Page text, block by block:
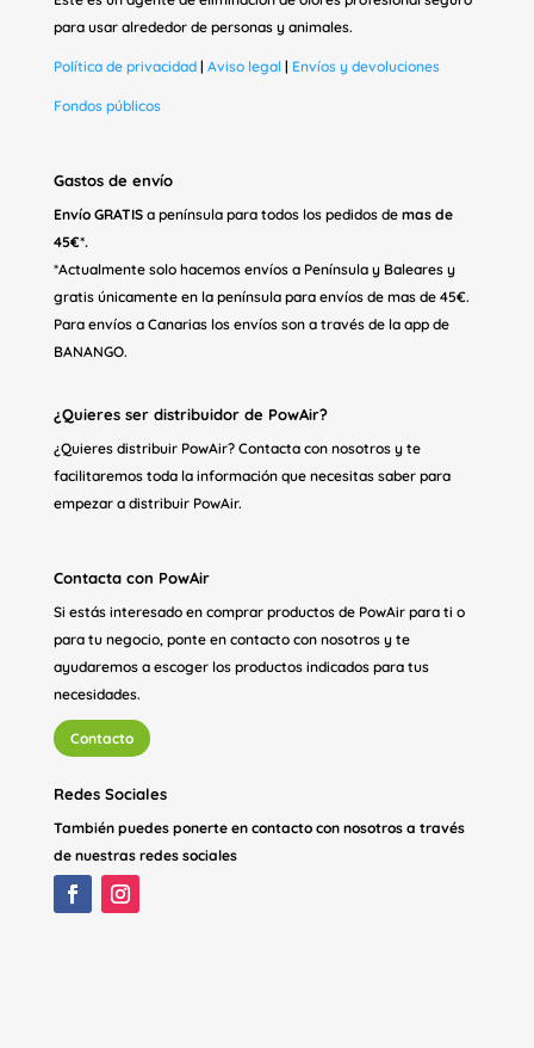
para usar alrededor de personas y animales.
Política de privacidad| Aviso legal| Envíos y devoluciones
Fondos públicos
Gastos de envío
Envío GRATISa península para todos los pedidos de mas de
45€*.
*Actualmente solo hacemos envíos a Península y Baleares y
gratis únicamente en la península para envíos de mas de 45€.
Para envíos a Canarias los envíos son a través de la app de
BANANGO.
¿Quieres ser distribuidor de PowAir?
¿Quieres distribuir PowAir? Contacta con nosotros y te
facilitaremos toda la información que necesitas saber para
empezar a distribuir PowAir.
Contacta con PowAir
Si estás interesado en comprar productos de PowAir para ti o
para tu negocio, ponte en contacto con nosotros y te
ayudaremos a escoger los productos indicados para tus
necesidades.
Contacto
Redes Sociales
También puedes ponerte en contacto con nosotros a través
de nuestras redes sociales